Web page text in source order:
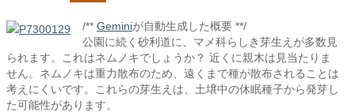
/** Geminiが自動生成した概要 **/
公園に続く砂利道に、マメ科らしき芽生えが多数見
られます。これはネムノキでしょうか？ 近くに親木は見当たりま
せん。ネムノキは重力散布のため、遠くまで種が散布されることは
考えにくいです。これらの芽生えは、土壌中の休眠種子から発芽し
た可能性があります。